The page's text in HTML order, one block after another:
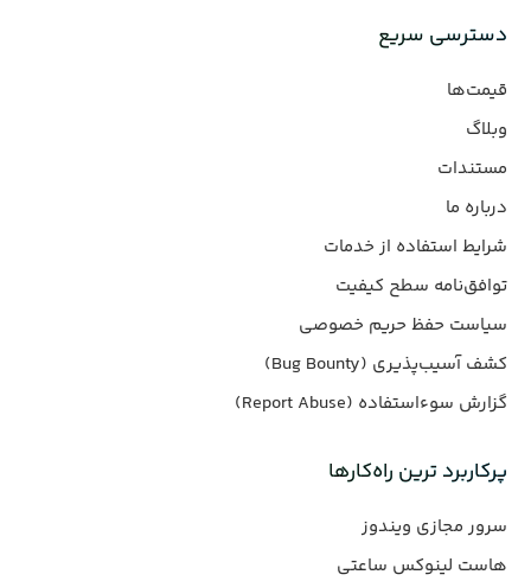
دسترسی سریع
قیمت‌ها
وبلاگ
مستندات
درباره ما
شرایط استفاده از خدمات
توافق‌نامه سطح کیفیت
سیاست حفظ حریم خصوصی
کشف آسیب‌پذیری (Bug Bounty)
گزارش سوءاستفاده (Report Abuse)
پرکاربرد ترین راه‌کارها
سرور مجازی ویندوز
هاست لینوکس ساعتی